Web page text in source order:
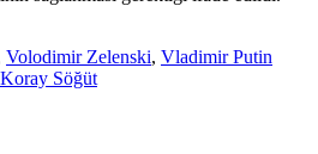
Volodimir Zelenski, Vladimir Putin
Koray Söğüt